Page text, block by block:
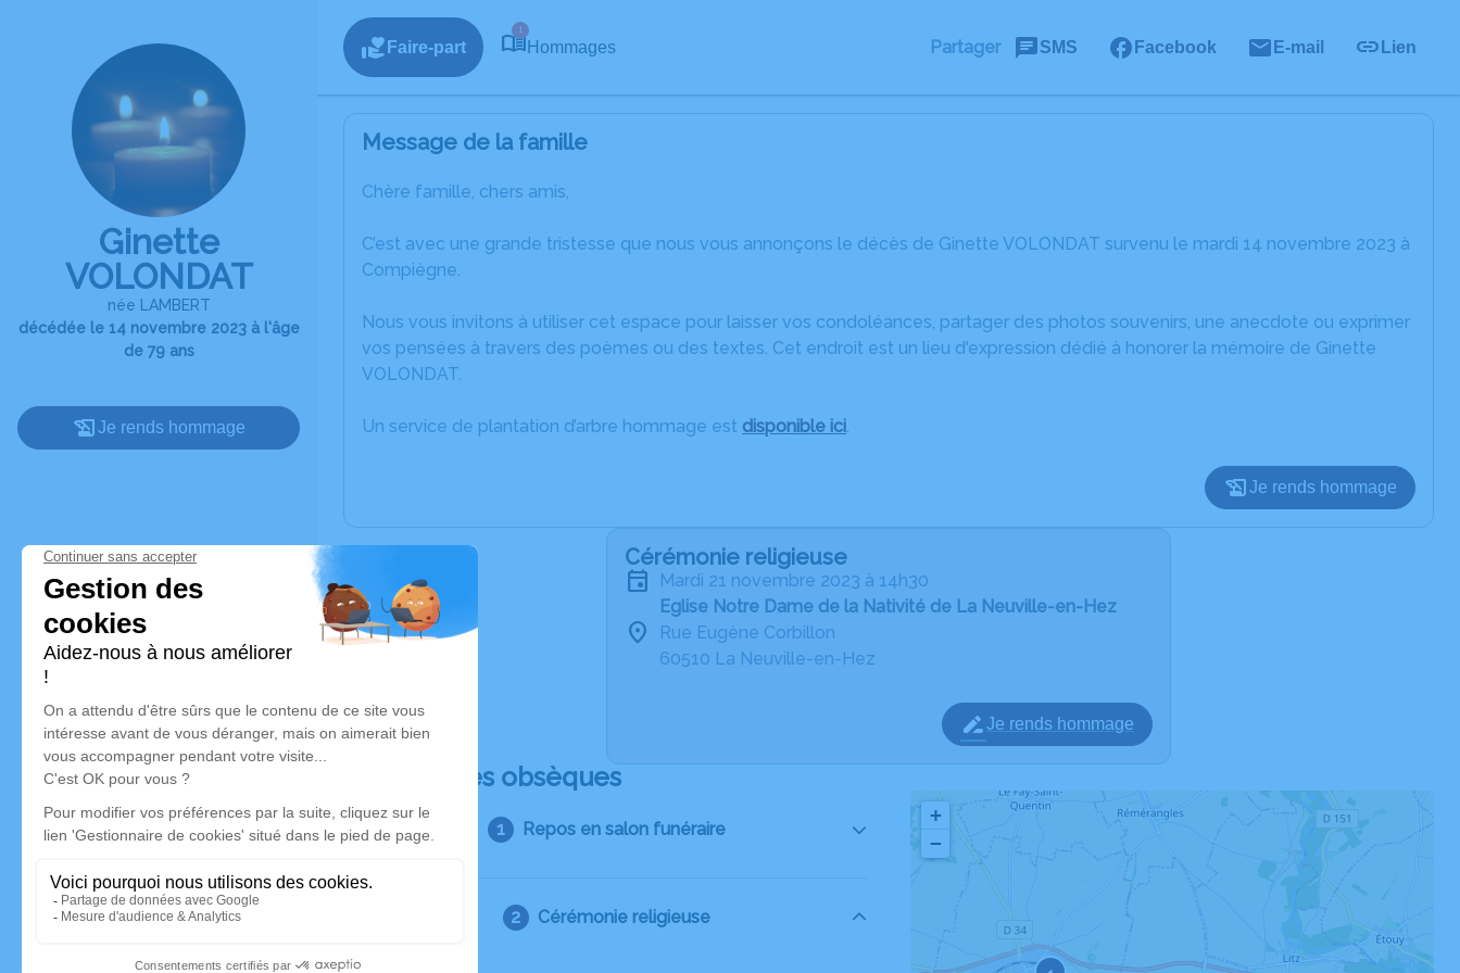
Ginette
VOLONDAT
née LAMBERT
décédée le 14 novembre 2023 à l'âge
de 79 ans
Je rends hommage
Faire-part
1
Hommages Partager SMS Facebook E-mail Lien
Message de la famille
Chère famille, chers amis,
C’est avec une grande tristesse que nous vous annonçons le décès de Ginette VOLONDAT survenu le mardi 14 novembre 2023 à
Compiègne.
Nous vous invitons à utiliser cet espace pour laisser vos condoléances, partager des photos souvenirs, une anecdote ou exprimer
vos pensées à travers des poèmes ou des textes. Cet endroit est un lieu d'expression dédié à honorer la mémoire de Ginette
VOLONDAT.
Un service de plantation d’arbre hommage est disponible ici.
Je rends hommage
Cérémonie religieuse
mardi 21 novembre 2023 à 14h30
Eglise Notre Dame de la Nativité de La Neuville-en-Hez
Rue Eugène Corbillon
60510 La Neuville-en-Hez
Je rends hommage
Déroulé des obsèques
Repos en salon funéraire
Cérémonie religieuse
+
−